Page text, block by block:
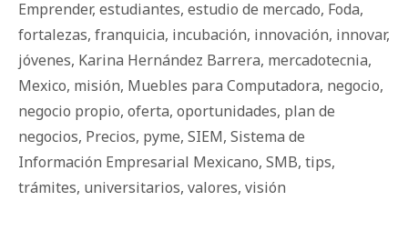
Emprender, estudiantes, estudio de mercado, Foda,
fortalezas, franquicia, incubación, innovación, innovar,
jóvenes, Karina Hernández Barrera, mercadotecnia,
Mexico, misión, Muebles para Computadora, negocio,
negocio propio, oferta, oportunidades, plan de
negocios, Precios, pyme, SIEM, Sistema de
Información Empresarial Mexicano, SMB, tips,
trámites, universitarios, valores, visión